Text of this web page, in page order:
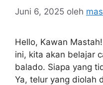
Juni 6, 2025 oleh
Hello, Kawan
ini, kita akan belajar
balado. Siapa yang
Ya, telur yang diolah